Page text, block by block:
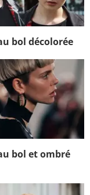
bol décolorée
bol et ombré